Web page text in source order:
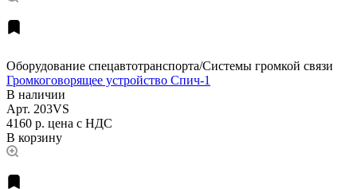
Оборудование спецавтотранспорта/Системы громкой связи
Громкоговорящее устройство Спич-1
В наличии
Арт. 203VS
4160 р. цена с НДС
В корзину